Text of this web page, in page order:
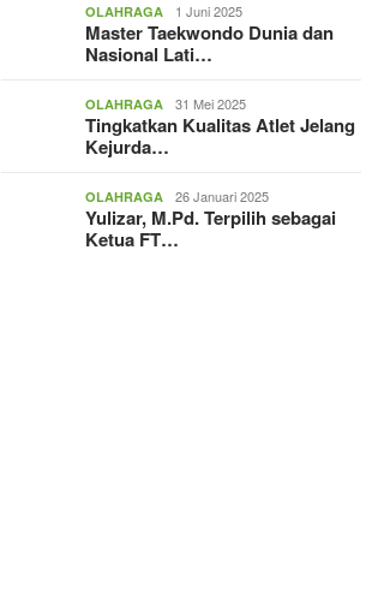
OLAHRAGA 1 Juni 2025
Master Taekwondo Dunia dan
Nasional Lati…
OLAHRAGA 31 Mei 2025
Tingkatkan Kualitas Atlet Jelang
Kejurda…
OLAHRAGA 26 Januari 2025
Yulizar, M.Pd. Terpilih sebagai
Ketua FT…